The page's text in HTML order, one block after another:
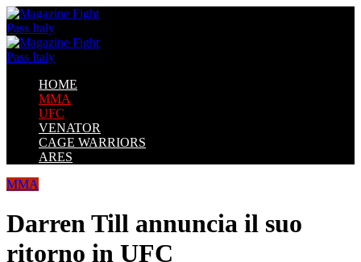
HOME
MMA
UFC
VENATOR
CAGE WARRIORS
ARES
MMA
Darren Till annuncia il suo
ritorno in UFC